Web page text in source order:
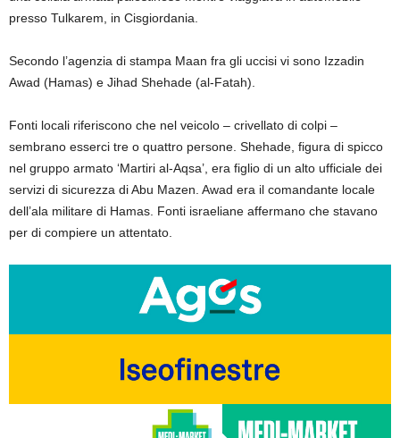
presso Tulkarem, in Cisgiordania.
Secondo l’agenzia di stampa Maan fra gli uccisi vi sono Izzadin
Awad (Hamas) e Jihad Shehade (al-Fatah).
Fonti locali riferiscono che nel veicolo – crivellato di colpi –
sembrano esserci tre o quattro persone. Shehade, figura di spicco
nel gruppo armato ‘Martiri al-Aqsa’, era figlio di un alto ufficiale dei
servizi di sicurezza di Abu Mazen. Awad era il comandante locale
dell’ala militare di Hamas. Fonti israeliane affermano che stavano
per di compiere un attentato.